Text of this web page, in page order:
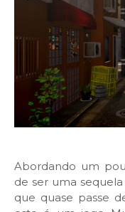
Abordando um
de ser uma
que quase passe